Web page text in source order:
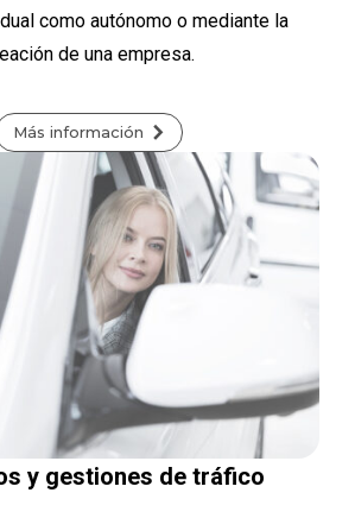
como autónomo o mediante la
de una empresa.
Más información
y gestiones de tráfico